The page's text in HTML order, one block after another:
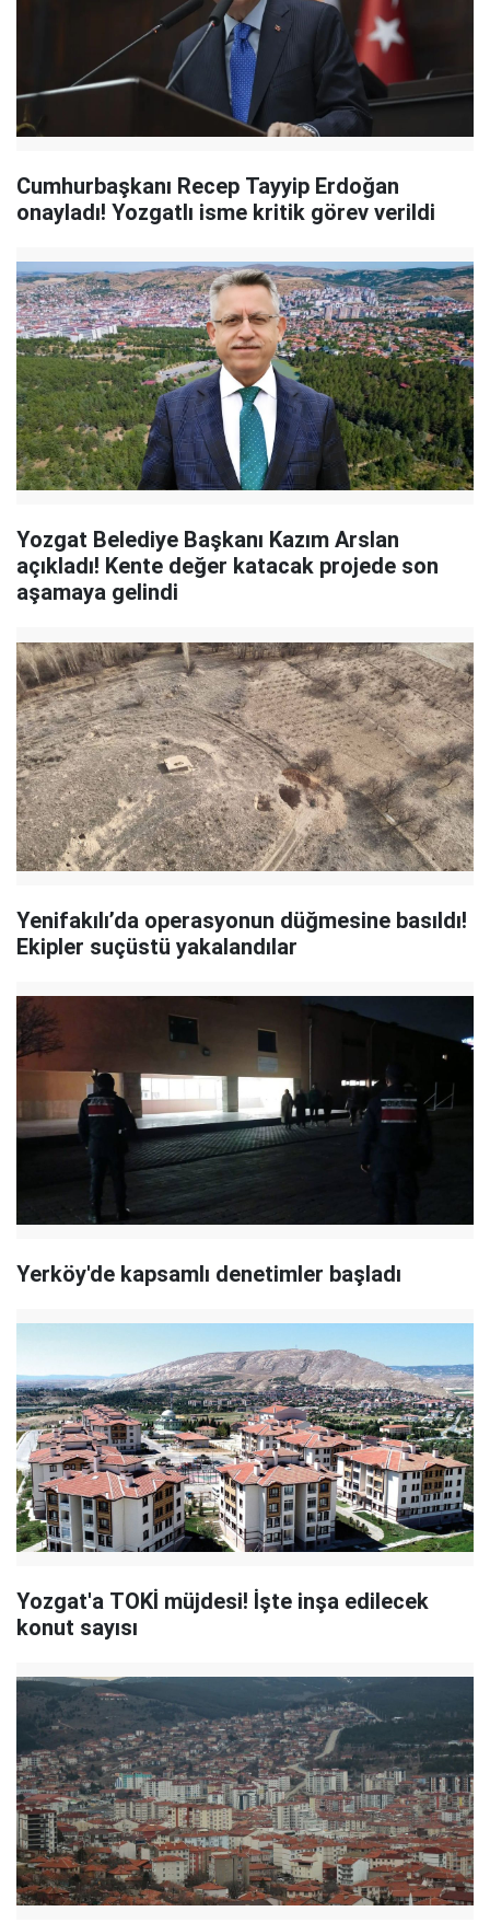
Cumhurbaşkanı Recep Tayyip Erdoğan
onayladı! Yozgatlı isme kritik görev verildi
Yozgat Belediye Başkanı Kazım Arslan
açıkladı! Kente değer katacak projede son
aşamaya gelindi
Yenifakılı’da operasyonun düğmesine basıldı!
Ekipler suçüstü yakalandılar
Yerköy'de kapsamlı denetimler başladı
Yozgat'a TOKİ müjdesi! İşte inşa edilecek
konut sayısı